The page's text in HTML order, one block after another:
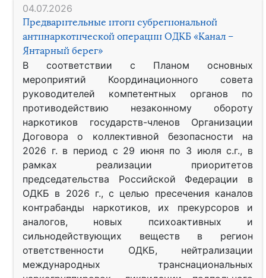
04.07.2026
Предварительные итоги субрегиональной
антинаркотической операции ОДКБ «Канал –
Янтарный берег»
В соответствии с Планом основных
мероприятий Координационного совета
руководителей компетентных органов по
противодействию незаконному обороту
наркотиков государств-членов Организации
Договора о коллективной безопасности на
2026 г. в период с 29 июня по 3 июля с.г., в
рамках реализации приоритетов
председательства Российской Федерации в
ОДКБ в 2026 г., с целью пресечения каналов
контрабанды наркотиков, их прекурсоров и
аналогов, новых психоактивных и
сильнодействующих веществ в регион
ответственности ОДКБ, нейтрализации
международных транснациональных